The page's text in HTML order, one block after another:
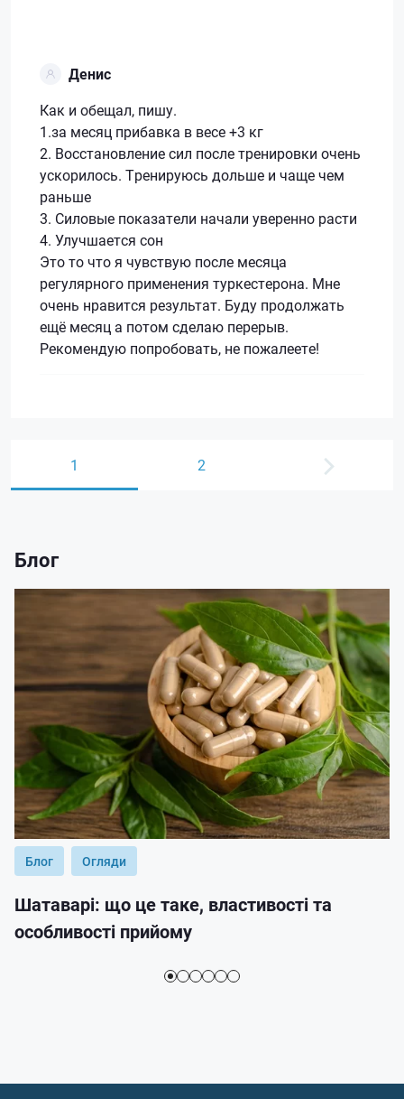
Денис
Как и обещал, пишу.
1.за месяц прибавка в весе +3 кг
2. Восстановление сил после тренировки очень
ускорилось. Тренируюсь дольше и чаще чем
раньше
3. Силовые показатели начали уверенно расти
4. Улучшается сон
Это то что я чувствую после месяца
регулярного применения туркестерона. Мне
очень нравится результат. Буду продолжать
ещё месяц а потом сделаю перерыв.
Рекомендую попробовать, не пожалеете!
1 2
Блог
Блог Огляди
Шатаварі: що це таке, властивості та
особливості прийому